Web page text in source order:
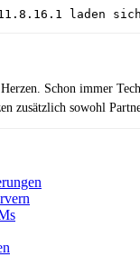
laden
Schon immer
zusätzlich sowohl